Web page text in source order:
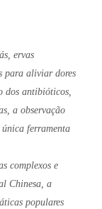
ervas
para aliviar dores
dos antibióticos,
a observação
ferramenta
complexos e
Chinesa, a
populares